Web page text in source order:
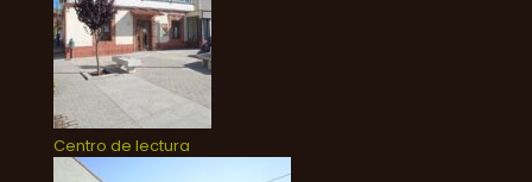
Centro de lectura